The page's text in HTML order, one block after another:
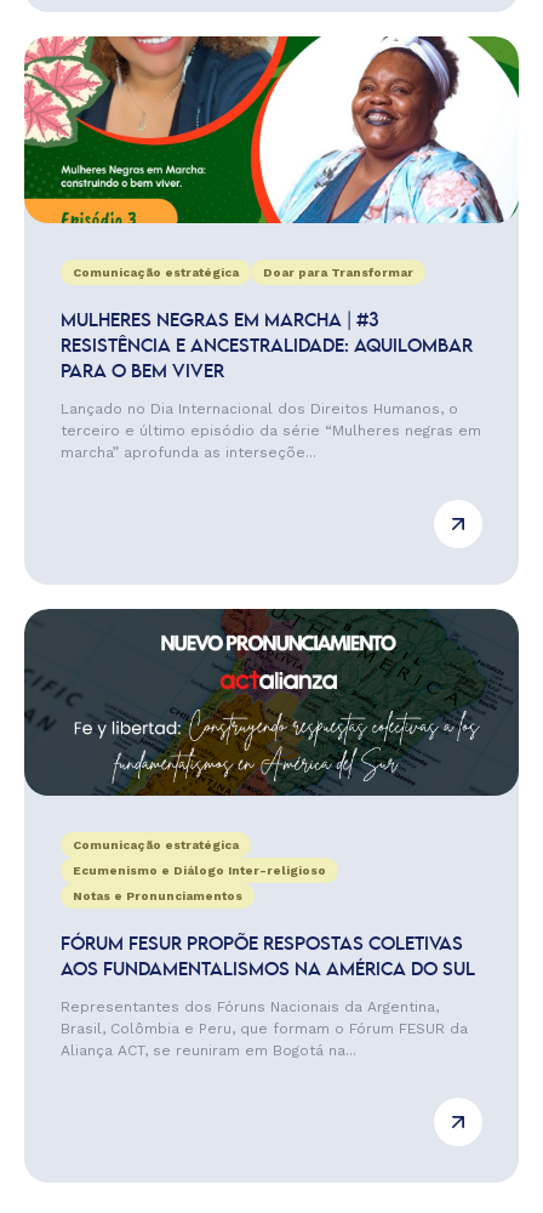
Comunicação estratégica Doar para Transformar
MULHERES NEGRAS EM MARCHA | #3
RESISTÊNCIA E ANCESTRALIDADE: AQUILOMBAR
PARA O BEM VIVER
Lançado no Dia Internacional dos Direitos Humanos, o
terceiro e último episódio da série “Mulheres negras em
marcha” aprofunda as interseçõe...
Comunicação estratégica
Ecumenismo e Diálogo Inter-religioso
Notas e Pronunciamentos
FÓRUM FESUR PROPÕE RESPOSTAS COLETIVAS
AOS FUNDAMENTALISMOS NA AMÉRICA DO SUL
Representantes dos Fóruns Nacionais da Argentina,
Brasil, Colômbia e Peru, que formam o Fórum FESUR da
Aliança ACT, se reuniram em Bogotá na...